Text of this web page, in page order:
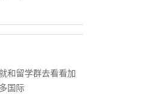
和留学群去看看加
国际